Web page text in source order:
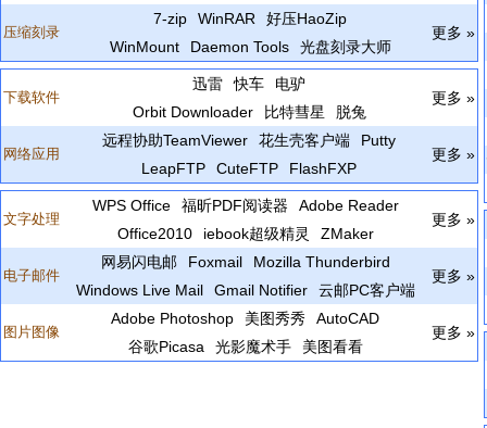
压缩刻录
7-zip WinRAR
好压HaoZip
WinMount
Daemon Tools 光盘刻录大师
更多 »
下载软件
迅雷 快车
电驴
Orbit Downloader
比特彗星 脱兔
更多 »
网络应用
远程协助TeamViewer 花生壳客户端
Putty
LeapFTP
CuteFTP FlashFXP
更多 »
文字处理
WPS Office 福昕PDF阅读器
Adobe Reader
Office2010
iebook超级精灵 ZMaker
更多 »
电子邮件
网易闪电邮 Foxmail
Mozilla Thunderbird
Windows Live Mail
Gmail Notifier 云邮PC客户端
更多 »
图片图像
Adobe Photoshop 美图秀秀
AutoCAD
谷歌Picasa
光影魔术手 美图看看
更多 »